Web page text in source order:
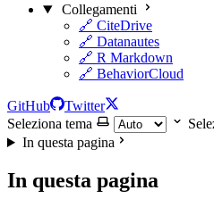
Collegamenti
🔗 CiteDrive
🔗 Datanautes
🔗 R Markdown
🔗 BehaviorCloud
GitHub
Twitter
Seleziona tema
In questa pagina
In questa pagina